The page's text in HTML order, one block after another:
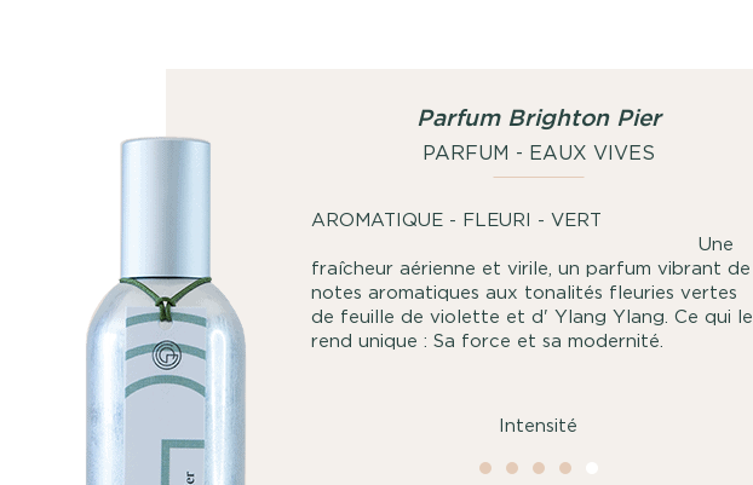
Parfum Brighton Pier
PARFUM - EAUX VIVES
AROMATIQUE - FLEURI - VERT
Une
fraîcheur aérienne et virile, un parfum vibrant de
notes aromatiques aux tonalités fleuries vertes
de feuille de violette et d' Ylang Ylang. Ce qui le
rend unique : Sa force et sa modernité.
Intensité